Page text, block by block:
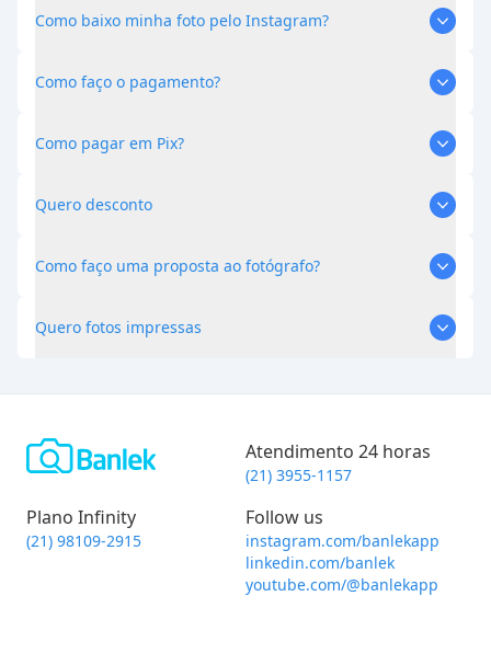
Como baixo minha foto pelo Instagram?
Como faço o pagamento?
Como pagar em Pix?
Quero desconto
Como faço uma proposta ao fotógrafo?
Quero fotos impressas
Atendimento 24 horas
(21) 3955-1157
Plano Infinity
(21) 98109-2915
Follow us
instagram.com/banlekapp
linkedin.com/banlek
youtube.com/@banlekapp